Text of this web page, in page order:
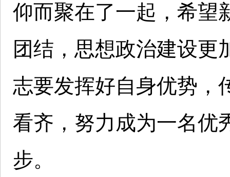
仰而聚在了一起，希望
团结，思想政治建设更
志要发挥好自身优势，
看齐，努力成为一名优
步。